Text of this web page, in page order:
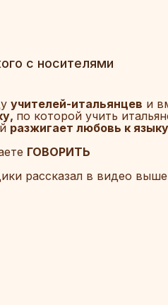
учителей-итальянцев и
по которой учить
разжигает любовь к языку
ГОВОРИТЬ
рассказал в видео выше
с носителями